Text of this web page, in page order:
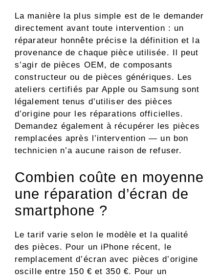
La manière la plus simple est de le demander
directement avant toute intervention : un
réparateur honnête précise la définition et la
provenance de chaque pièce utilisée. Il peut
s’agir de pièces OEM, de composants
constructeur ou de pièces génériques. Les
ateliers certifiés par Apple ou Samsung sont
légalement tenus d’utiliser des pièces
d’origine pour les réparations officielles.
Demandez également à récupérer les pièces
remplacées après l’intervention — un bon
technicien n’a aucune raison de refuser.
Combien coûte en moyenne
une réparation d’écran de
smartphone ?
Le tarif varie selon le modèle et la qualité
des pièces. Pour un iPhone récent, le
remplacement d’écran avec pièces d’origine
oscille entre 150 € et 350 €. Pour un